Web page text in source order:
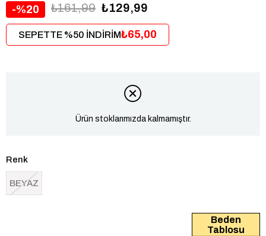
20 ₺161,99 ₺129,99
SEPETTE %50 İNDİRİM₺65,00
Ürün stoklarımızda kalmamıştır.
Renk
BEYAZ
Beden
Tablosu